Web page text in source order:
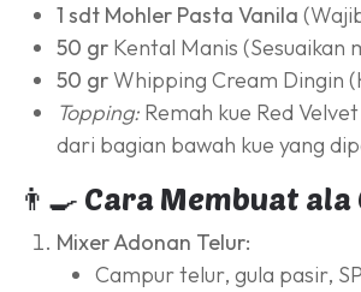
1 sdt Mohler Pasta Vanila
50 gr Kental Manis (Sesuaikan
50 gr Whipping Cream Dingin
Topping: Remah kue Red
dari bagian bawah kue yang
👨‍🍳 Cara Membuat ala
Mixer Adonan Telur:
Campur telur, gula pasir,